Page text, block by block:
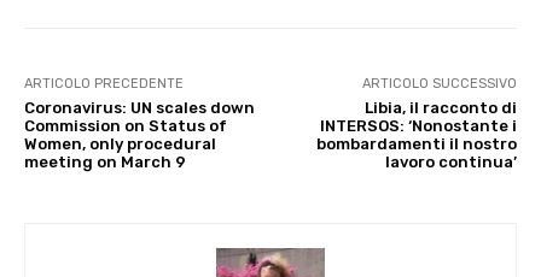
ARTICOLO PRECEDENTE
Coronavirus: UN scales down
Commission on Status of
Women, only procedural
meeting on March 9
ARTICOLO SUCCESSIVO
Libia, il racconto di
INTERSOS: ‘Nonostante i
bombardamenti il nostro
lavoro continua’